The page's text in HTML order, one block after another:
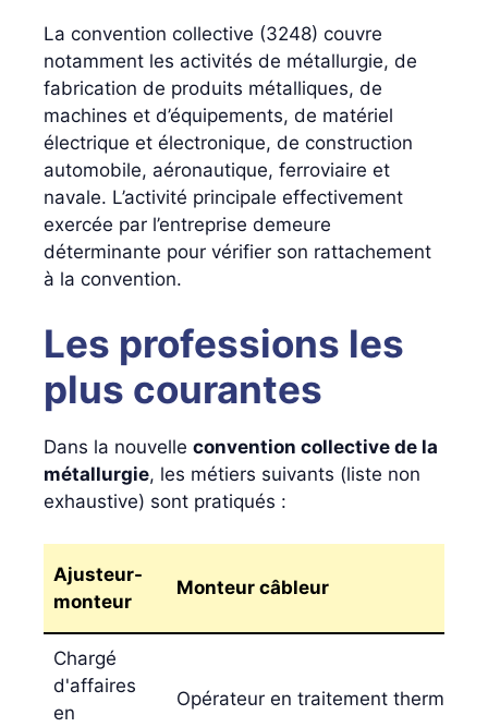
La convention collective (3248) couvre
notamment les activités de métallurgie, de
fabrication de produits métalliques, de
machines et d’équipements, de matériel
électrique et électronique, de construction
automobile, aéronautique, ferroviaire et
navale. L’activité principale effectivement
exercée par l’entreprise demeure
déterminante pour vérifier son rattachement
à la convention.
Les professions les
plus courantes
Dans la nouvelle convention collective de la
métallurgie, les métiers suivants (liste non
exhaustive) sont pratiqués :
Ajusteur-
monteur
Monteur câbleur
Chargé
d'affaires
en
Opérateur en traitement thermique